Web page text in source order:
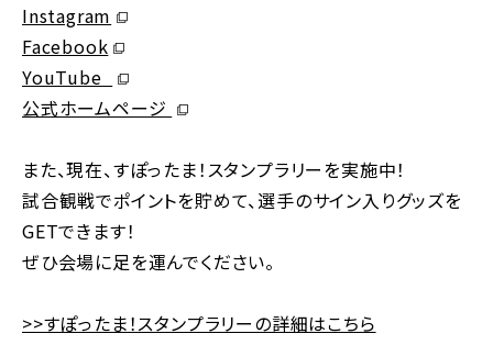
Instagram 別ウィンドウで開く
Facebook別ウィンドウで開く
YouTube
別ウィンドウで開く
公式ホームページ 別ウィンドウで開く
また、現在、すぽったま！スタンプラリーを実施中！
試合観戦でポイントを貯めて、選手のサイン入りグッズを
GETできます！
ぜひ会場に足を運んでください。
>>すぽったま！スタンプラリーの詳細はこちら